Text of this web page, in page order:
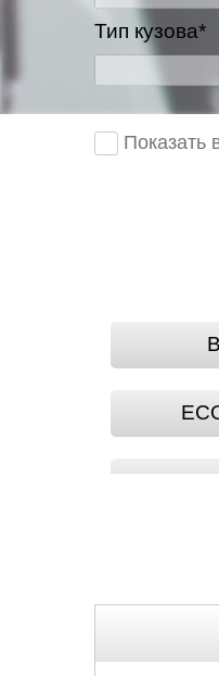
Тип кузова*
Показать